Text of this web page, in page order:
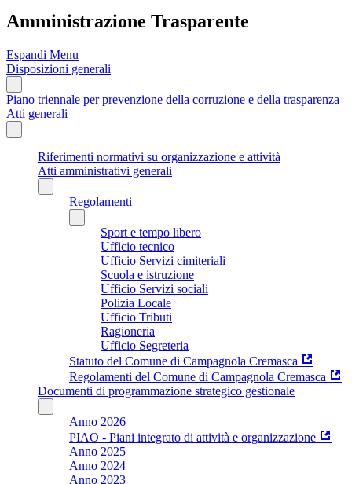
Amministrazione Trasparente
Espandi Menu
Disposizioni generali
Piano triennale per prevenzione della corruzione e della trasparenza
Atti generali
Riferimenti normativi su organizzazione e attività
Atti amministrativi generali
Regolamenti
Sport e tempo libero
Ufficio tecnico
Ufficio Servizi cimiteriali
Scuola e istruzione
Ufficio Servizi sociali
Polizia Locale
Ufficio Tributi
Ragioneria
Ufficio Segreteria
Statuto del Comune di Campagnola Cremasca
Regolamenti del Comune di Campagnola Cremasca
Documenti di programmazione strategico gestionale
Anno 2026
PIAO - Piani integrato di attività e organizzazione
Anno 2025
Anno 2024
Anno 2023